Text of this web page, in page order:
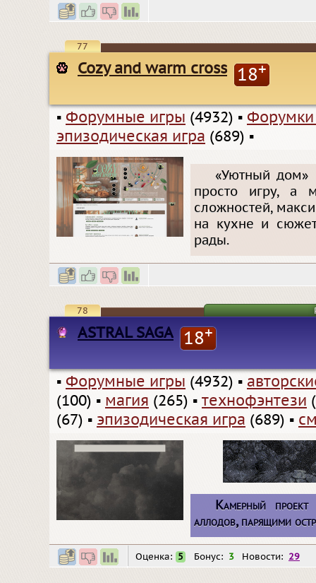
77
Cozy and warm cross 18+
▪ Форумные игры (4932) ▪
эпизодическая игра (689) ▪
«Уютный дом»
просто игру, а
сложностей,
на кухне и
рады.
78
ASTRAL SAGA 18+
▪ Форумные игры (4932) ▪
(100) ▪ магия (265) ▪ технофэнтези
(67) ▪ эпизодическая игра (689) ▪
Камерный проект
аллодов, парящими
Оценка: 5 Бонус: 3 Новости: 29